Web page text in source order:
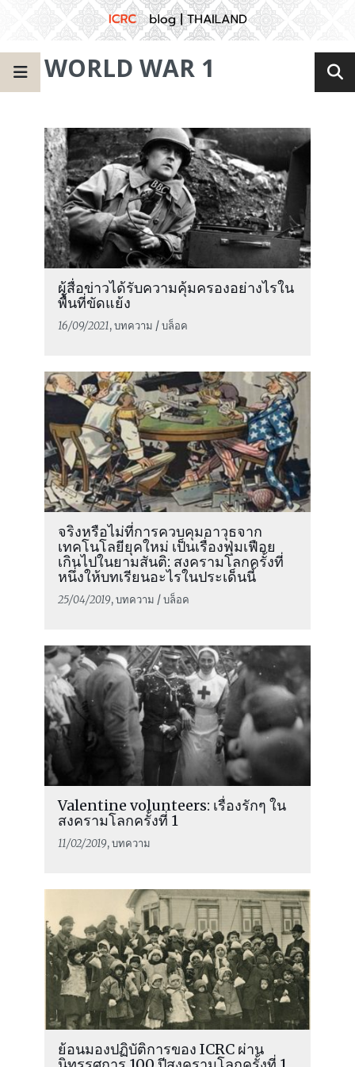
WORLD WAR 1
ผู้สื่อข่าวได้รับความคุ้มครองอย่างไรใน
พื้นที่ขัดแย้ง
16/09/2021, บทความ / บล็อค
จริงหรือไม่ที่การควบคุมอาวุธจาก
เทคโนโลยียุคใหม่ เป็นเรื่องฟุ่มเฟือย
เกินไปในยามสันติ: สงครามโลกครั้งที่
หนึ่งให้บทเรียนอะไรในประเด็นนี้
25/04/2019, บทความ / บล็อค
Valentine volunteers: เรื่องรักๆ ใน
สงครามโลกครั้งที่ 1
11/02/2019, บทความ
ย้อนมองปฏิบัติการของ ICRC ผ่าน